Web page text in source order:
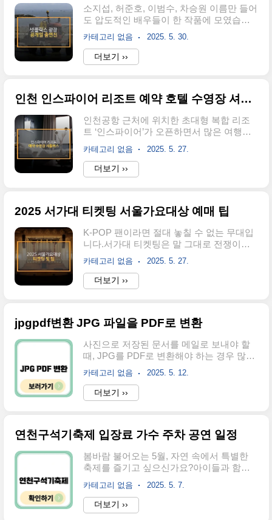
명' 예매 가능 여부를 확인해 보세요.신명 예
매하기📅 영화 '신명' 개봉일원래 5월 28일
개봉 예정이었지만 일정이 변경되어2025년
6월 2일 정식 개봉으로 확정되었습니다.정
식 개봉일 이전, 일부 극장에서는 유료 시사
소지섭, 허준호, 이범수, 차승원 이름만 들어
도 압도적인 배우들이 한 작품에 모였습니
다.게다가 넷플릭스 오리지널. 한국 누아르
의 판을 새로 쓸 작품이 드디어 베일을 벗었
죠.광장, 그 중심엔 ‘복수’와 ‘조직’이 있습니
다.공개일, 등장인물, 회차 구성, 티저 영상
전 세계 동시 공개됩니다.금요일에 공개되
다.총 8부작으로 구성돼 짧고 강렬하게 몰입
할 수 있습니다.👥 출연진 & 인물 소개광장
은 단순한 조직극이 아닙니다.과거를 묻고
킨 인물들의 갈등이 긴장감을 폭발시킵니
카테고리 없음 2025. 5. 30.
더보기 ››
인천 인스파이어 리조트 예약 호텔 수영장 셔틀버스
인천공항 근처에 위치한 초대형 복합 리조
트 ‘인스파이어’가 오픈하면서 많은 여행객
들의 관심을 받고 있어요.특히 호텔 예약 방
법, 수영장 이용 조건, 셔틀버스 유무 등 다
양한 정보를 한 번에 찾기 어려웠다면 주목!
가격, 혜택, 조식 여부까지 정확하게 비교 정
하기📍 인스파이어 리조트, 왜 이렇게 인기
조트는럭셔리 호텔, 실내 수영장, 스파, 카지
노, 엔터테인먼트 시설이 모두 갖춰진 국내
최대급 리조트입니다.공항 접근성도 좋아
짧은 휴가나 호캉스, 가족여행지로도 인기
가 높아요.💻 예약 방법 & 추천 채널인스파
카테고리 없음 2025. 5. 27.
더보기 ››
2025 서가대 티켓팅 서울가요대상 예매 팁
K-POP 팬이라면 절대 놓칠 수 없는 무대입
니다.서가대 티켓팅은 말 그대로 전쟁이죠.
올해는 무조건 직관해야 합니다.이 글을 놓
치면, 당신의 직관 기회도 놓칩니다. 지금부
터 진짜 티켓팅 준비를 시작하세요.서가대
티켓팅💡 2025 서가대 예매 일정부터 꿀팁
예매일정, 예매처, 좌석 정보, 예매 전략까지
면 당일 예매 성공 가능성이 훨씬 올라갑니
다.📅 예매 일정은?예매는 2차에 걸쳐 진행
되며, 예매처는 BIGC(빅크)입니다.과거 인
터파크에서 진행된 적도 있으므로, 정확한
정보는 공식 홈페이지에서 반드시 확인해야
카테고리 없음 2025. 5. 27.
더보기 ››
jpgpdf변환 JPG 파일을 PDF로 변환
사진으로 저장된 문서를 메일로 보내야 할
때, JPG를 PDF로 변환해야 하는 경우 많으
시죠?특히 이력서, 영수증, 스캔한 서류처럼
이미지 파일을 문서 형식으로 정리하고 싶
을 때 유용해요.지금 바로 확인하시고 jpg 파
일을 pdf로 변환하세요.PC에서 바로 변환하
변환할 수 있어요.윈도우10 이상JPG 파일
목록에서 **‘PDF로 저장(Microsoft Print to
PDF)’**을 선택하면 끝이에요. 파일 이름만
정하고 저장하면 PDF로 변환 완료!Mac(맥
> 내보내기 > PDF 포맷 선택하면 바로 변환
카테고리 없음 2025. 5. 12.
더보기 ››
연천구석기축제 입장료 가수 주차 공연 일정
봄바람 불어오는 5월, 자연 속에서 특별한
축제를 즐기고 싶으신가요?아이들과 함께
선사시대를 체험하고, 다양한 공연과 먹거
리를 즐길 수 있는 가족 나들이로 좋은 연천
구석기축제가 안내드립니다.올해 일정부터
입장료, 공연, 주차까지 지금 바로 확인하고
카테고리 없음 2025. 5. 7.
더보기 ››